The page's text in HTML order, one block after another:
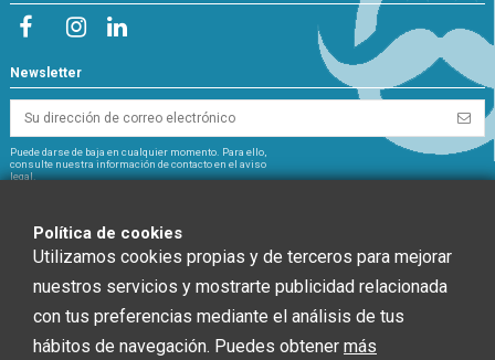
Newsletter
Puede darse de baja en cualquier momento. Para ello,
consulte nuestra información de contacto en el aviso
legal.
CHEF GLOBAL 2014 SOCIEDAD LIMITADA ha recibido una ayuda de la Unión
Europea con cargo al Fondo NextGenerationEU, en el marco del Plan de
Política de cookies
Utilizamos cookies propias y de terceros para mejorar
nuestros servicios y mostrarte publicidad relacionada
con tus preferencias mediante el análisis de tus
hábitos de navegación. Puedes obtener más